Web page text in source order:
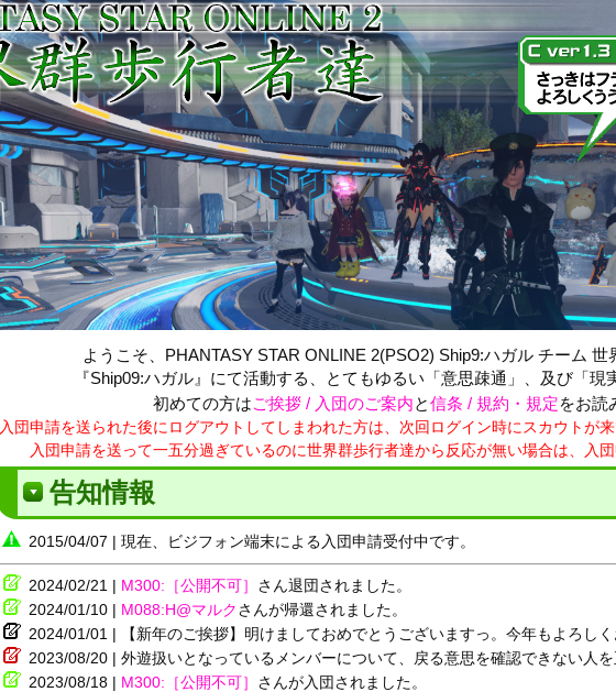
ようこそ、PHANTASY STAR ONLINE 2(PSO2) Ship9:ハガル チーム 世
『Ship09:ハガル』にて活動する、とてもゆるい「意思疎通」、及び「現
初めての方はご挨拶 / 入団のご案内と信条 / 規約・規定をお読
入団申請を送られた後にログアウトしてしまわれた方は、次回ログイン時にスカウトが
入団申請を送って一五分過ぎているのに世界群歩行者達から反応が無い場合は、入
告知情報
2015/04/07 | 現在、ビジフォン端末による入団申請受付中です。
2024/02/21 | M300:［公開不可］ さん退団されました。
2024/01/10 | M088:H@マルク さんが帰還されました。
2024/01/01 | 【新年のご挨拶】明けましておめでとうございますっ。今年もよろしく
2023/08/20 | 外遊扱いとなっているメンバーについて、戻る意思を確認できない人を
2023/08/18 | M300:［公開不可］ さんが入団されました。